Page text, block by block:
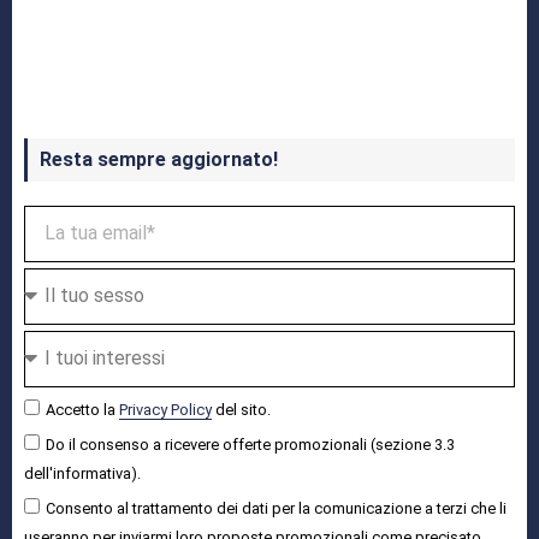
Resta sempre aggiornato!
Accetto la Privacy Policydel sito.
Do il consenso a ricevere offerte promozionali (sezione 3.3
dell'informativa).
Consento al trattamento dei dati per la comunicazione a terzi che li